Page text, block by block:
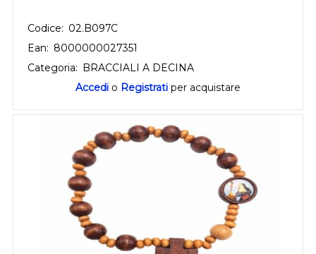
Codice: 02.B097C
Ean: 8000000027351
Categoria: BRACCIALI A DECINA
Accedi o Registrati per acquistare